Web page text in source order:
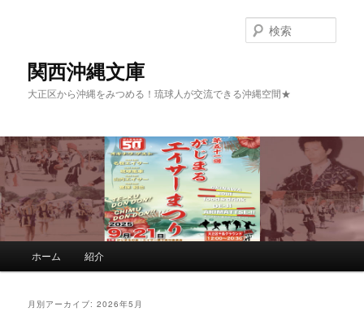
関西沖縄文庫
大正区から沖縄をみつめる！琉球人が交流できる沖縄空間★
索
メインコンテンツへ移動
サブコンテンツへ移動
ホーム 紹介
月別アーカイブ:2026年5月